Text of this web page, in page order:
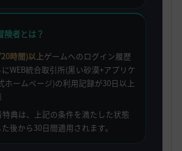
険者とは？
時間)以上ゲームへのログイン履歴
WEB統合取引所(黒い砂漠+アプリケ
ホームページ)の利用記録が30日以上
典は、上記の条件を満たした状態
後から30日間適用されます。